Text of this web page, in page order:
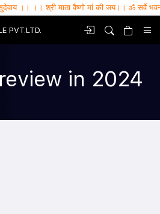
।। श्री माता वैष्णो मां की जय।। ॐ सर्वे भवन्तु
PVT.LTD.
in 2024